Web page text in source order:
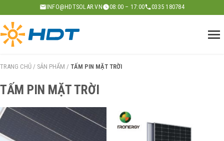
to
content
INFO@HDTSOLAR.VN 08:00 – 17:00 0335 180784
TRANG CHỦ / SẢN PHẨM / TẤM PIN MẶT TRỜI
TẤM PIN MẶT TRỜI